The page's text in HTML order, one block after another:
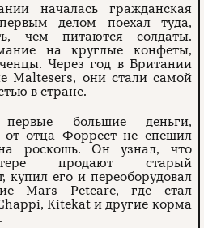
началась гражданская
делом поехал туда,
чем питаются солдаты.
на круглые конфеты,
Через год в Британии
Maltesers, они стали самой
в стране.
большие деньги,
от отца Форрест не спешил
роскошь. Он узнал, что
продают старый
купил его и переоборудовал
Mars Petcare, где стал
Kitekat и другие корма